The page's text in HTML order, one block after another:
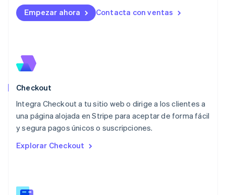
Empezar ahora Contacta con ventas
Checkout
Integra Checkout a tu sitio web o dirige a los clientes a
una página alojada en Stripe para aceptar de forma fácil
y segura pagos únicos o suscripciones.
Explorar Checkout
English
Luxemburgo
Malta
English
Español
English
Nueva Zelandia
English
NederlandsEnglish
Português